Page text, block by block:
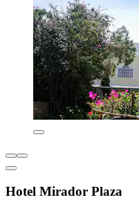
Hotel Mirador Plaza